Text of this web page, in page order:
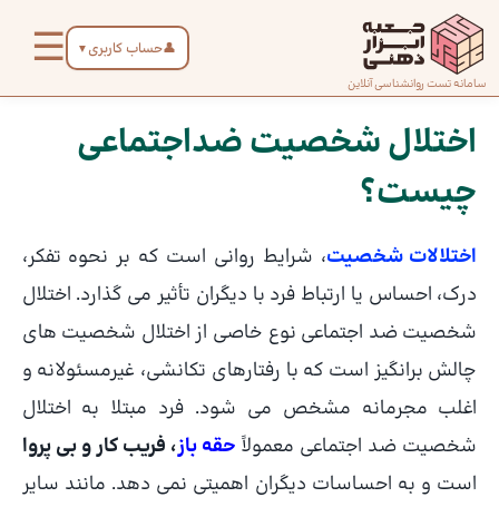
محتوا
سامانه تست روانشناسی آنلاین
👤حساب کاربری ▼
☰
صفحه
اصلی
درباره
تماس
با ما
دسته‌بندی
تست‌ها
اختلال شخصیت ضداجتماعی
چیست؟
اختلالات شخصیت، شرایط روانی است که بر نحوه تفکر،
درک، احساس یا ارتباط فرد با دیگران تأثیر می گذارد. اختلال
شخصیت ضد اجتماعی نوع خاصی از اختلال شخصیت های
چالش برانگیز است که با رفتارهای تکانشی، غیرمسئولانه و
اغلب مجرمانه مشخص می شود. فرد مبتلا به اختلال
شخصیت ضد اجتماعی معمولاً حقه باز، فریب کار و بی پروا
است و به احساسات دیگران اهمیتی نمی دهد. مانند سایر
پیمایش
نوشته